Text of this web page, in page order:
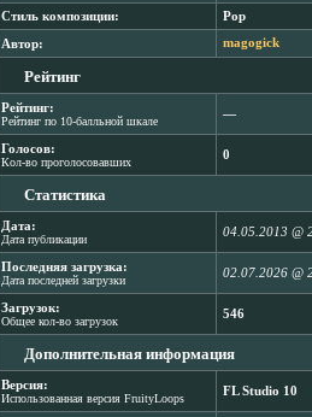
Стиль композиции: Pop
Автор: magogick
Рейтинг
Рейтинг:
Рейтинг по 10-балльной шкале
―
Голосов:
Кол-во проголосовавших
0
Статистика
Дата:
Дата публикации
04.05.2013 @
Последняя загрузка:
Дата последней загрузки
02.07.2026 @
Загрузок:
Общее кол-во загрузок
546
Дополнительная информация
Версия:
Использованная версия FruityLoops
FL Studio 10